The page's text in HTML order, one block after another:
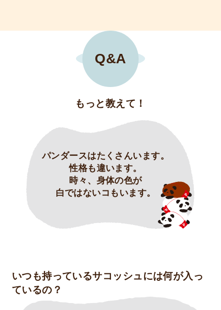
Q&A
もっと教えて！
パンダースはたくさんいます。
性格も違います。
時々、身体の色が
白ではないコもいます。
いつも持っているサコッシュには何が入っ
ているの？